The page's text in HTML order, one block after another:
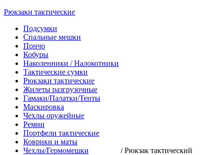
Рюкзаки тактические
Подсумки
Спальные мешки
Пончо
Кобуры
Наколенники / Налокотники
Тактические сумки
Рюкзаки тактические
Жилеты разгрузочные
Гамаки/Палатки/Тенты
Маскировка
Чехлы оружейные
Ремни
Портфели тактические
Коврики и маты
Чехлы/Гермомешки
/Рюкзак тактический